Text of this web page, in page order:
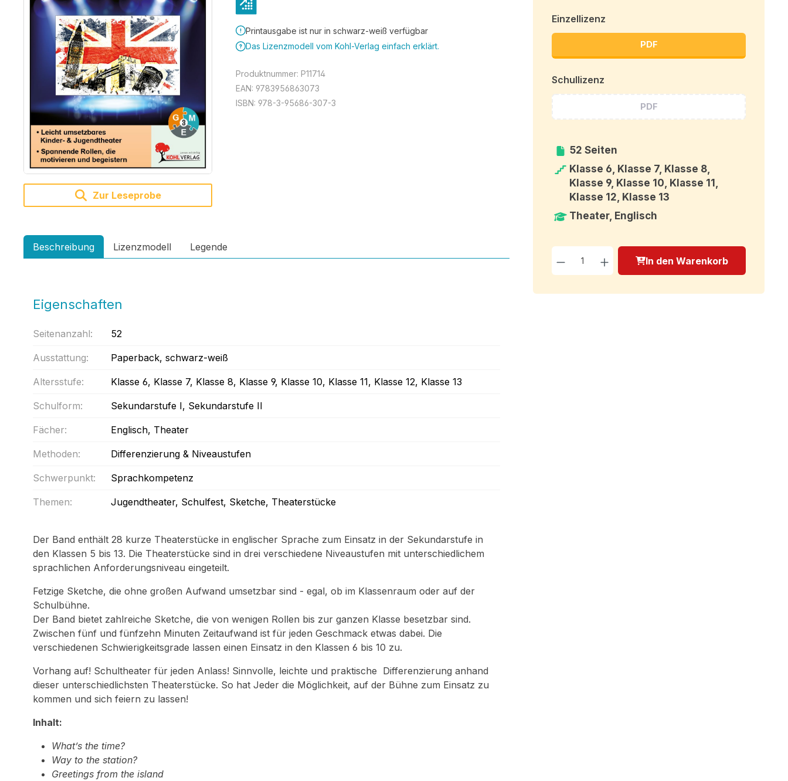
Zur Leseprobe
Printausgabe ist nur in schwarz-weiß verfügbar
Das Lizenzmodell vom Kohl-Verlag einfach erklärt.
Produktnummer: P11714
EAN: 9783956863073
ISBN: 978-3-95686-307-3
Beschreibung Lizenzmodell Legende
Eigenschaften
Seitenanzahl: 52
Ausstattung: Paperback, schwarz-weiß
Altersstufe: Klasse 6, Klasse 7, Klasse 8, Klasse 9, Klasse 10, Klasse 11, Klasse 12, Klasse 13
Schulform: Sekundarstufe I, Sekundarstufe II
Fächer: Englisch, Theater
Methoden: Differenzierung & Niveaustufen
Schwerpunkt: Sprachkompetenz
Themen: Jugendtheater, Schulfest, Sketche, Theaterstücke
Der Band enthält 28 kurze Theaterstücke in englischer Sprache zum Einsatz in der Sekundarstufe in
den Klassen 5 bis 13. Die Theaterstücke sind in drei verschiedene Niveaustufen mit unterschiedlichem
sprachlichen Anforderungsniveau eingeteilt.
Fetzige Sketche, die ohne großen Aufwand umsetzbar sind - egal, ob im Klassenraum oder auf der
Schulbühne.
Der Band bietet zahlreiche Sketche, die von wenigen Rollen bis zur ganzen Klasse besetzbar sind.
Zwischen fünf und fünfzehn Minuten Zeitaufwand ist für jeden Geschmack etwas dabei. Die
verschiedenen Schwierigkeitsgrade lassen einen Einsatz in den Klassen 6 bis 10 zu.
Vorhang auf! Schultheater für jeden Anlass! Sinnvolle, leichte und praktische Differenzierung anhand
dieser unterschiedlichsten Theaterstücke. So hat Jeder die Möglichkeit, auf der Bühne zum Einsatz zu
kommen und sich feiern zu lassen!
Inhalt:
What’s the time?
Way to the station?
Greetings from the island
Einzellizenz
PDF
Schullizenz
PDF
52 Seiten
Klasse 6, Klasse 7, Klasse 8,
Klasse 9, Klasse 10, Klasse 11,
Klasse 12, Klasse 13
Theater, Englisch
Produkt Anzahl: Gib
In den Warenkorb